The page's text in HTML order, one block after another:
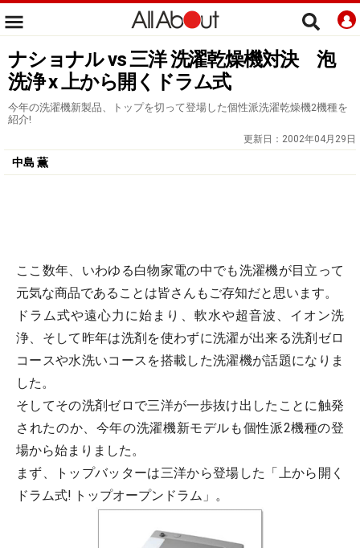
ナショナル vs 三洋 洗濯乾燥機対決 泡
洗浄 x 上から開くドラム式
今年の洗濯機新製品、トップを切って登場した個性派洗濯乾燥機2機種を
紹介!
更新日： 2002年04月29日
中島 薫
ここ数年、いわゆる白物家電の中でも洗濯機が目立って
元気な商品であることは皆さんもご存知だと思います。
ドラム式や遠心力に始まり、軟水や超音波、イオン洗
浄、そして昨年は洗剤を使わずに洗濯が出来る洗剤ゼロ
コースや水洗いコースを搭載した洗濯機が話題になりま
した。
そしてその洗剤ゼロで三洋が一歩抜け出したことに触発
されたのか、今年の洗濯機新モデルも個性派2機種の登
場から始まりました。
まず、トップバッターは三洋から登場した「上から開く
ドラム式! トップオープンドラム」。